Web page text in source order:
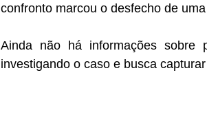
confronto marcou o desfecho de
Ainda não há informações
investigando o caso e busca